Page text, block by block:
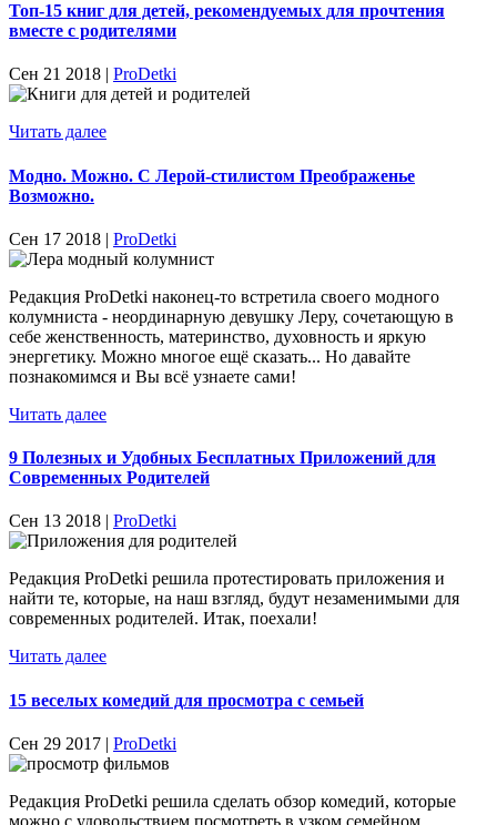
Топ-15 книг для детей, рекомендуемых для прочтения
вместе с родителями
Сен 21 2018 | ProDetki
Читать далее
Модно. Можно. С Лерой-стилистом Преображенье
Возможно.
Сен 17 2018 | ProDetki
Редакция ProDetki наконец-то встретила своего модного
колумниста - неординарную девушку Леру, сочетающую в
себе женственность, материнство, духовность и яркую
энергетику. Можно многое ещё сказать... Но давайте
познакомимся и Вы всё узнаете сами!
Читать далее
9 Полезных и Удобных Бесплатных Приложений для
Современных Родителей
Сен 13 2018 | ProDetki
Редакция ProDetki решила протестировать приложения и
найти те, которые, на наш взгляд, будут незаменимыми для
современных родителей. Итак, поехали!
Читать далее
15 веселых комедий для просмотра с семьей
Сен 29 2017 | ProDetki
Редакция ProDetki решила сделать обзор комедий, которые
можно с удовольствием посмотреть в узком семейном